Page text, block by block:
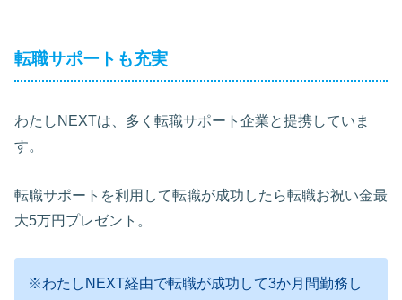
転職サポートも充実
わたしNEXTは、多く転職サポート企業と提携していま
す。
転職サポートを利用して転職が成功したら転職お祝い金最
大5万円プレゼント。
※わたしNEXT経由で転職が成功して3か月間勤務し